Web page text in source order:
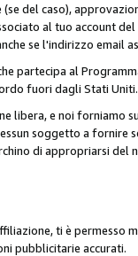
del caso),
al tuo account
se l'indirizzo email
partecipa al
fuori dagli Stati
libera, e noi forniamo
soggetto a fornire
di appropriarsi
ti è permesso
pubblicitarie accurati.